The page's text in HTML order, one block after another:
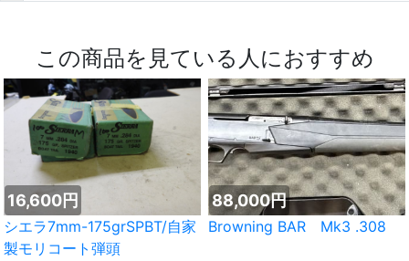
この商品を見ている人におすすめ
16,600円
シエラ7mm-175grSPBT/自家
製モリコート弾頭
88,000円
Browning BAR Mk3 .308